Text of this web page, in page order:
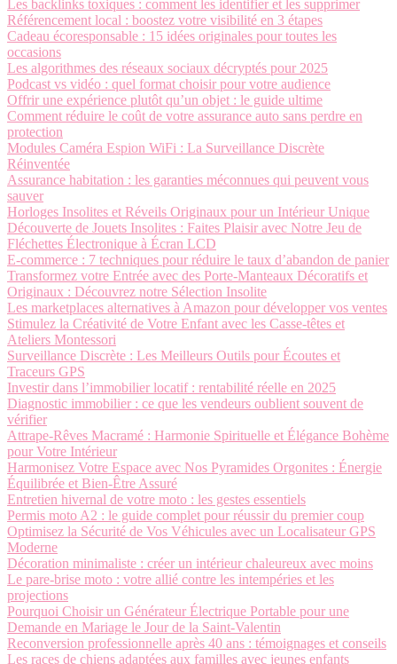
Les backlinks toxiques : comment les identifier et les supprimer
Référencement local : boostez votre visibilité en 3 étapes
Cadeau écoresponsable : 15 idées originales pour toutes les
occasions
Les algorithmes des réseaux sociaux décryptés pour 2025
Podcast vs vidéo : quel format choisir pour votre audience
Offrir une expérience plutôt qu’un objet : le guide ultime
Comment réduire le coût de votre assurance auto sans perdre en
protection
Modules Caméra Espion WiFi : La Surveillance Discrète
Réinventée
Assurance habitation : les garanties méconnues qui peuvent vous
sauver
Horloges Insolites et Réveils Originaux pour un Intérieur Unique
Découverte de Jouets Insolites : Faites Plaisir avec Notre Jeu de
Fléchettes Électronique à Écran LCD
E-commerce : 7 techniques pour réduire le taux d’abandon de panier
Transformez votre Entrée avec des Porte-Manteaux Décoratifs et
Originaux : Découvrez notre Sélection Insolite
Les marketplaces alternatives à Amazon pour développer vos ventes
Stimulez la Créativité de Votre Enfant avec les Casse-têtes et
Ateliers Montessori
Surveillance Discrète : Les Meilleurs Outils pour Écoutes et
Traceurs GPS
Investir dans l’immobilier locatif : rentabilité réelle en 2025
Diagnostic immobilier : ce que les vendeurs oublient souvent de
vérifier
Attrape-Rêves Macramé : Harmonie Spirituelle et Élégance Bohème
pour Votre Intérieur
Harmonisez Votre Espace avec Nos Pyramides Orgonites : Énergie
Équilibrée et Bien-Être Assuré
Entretien hivernal de votre moto : les gestes essentiels
Permis moto A2 : le guide complet pour réussir du premier coup
Optimisez la Sécurité de Vos Véhicules avec un Localisateur GPS
Moderne
Décoration minimaliste : créer un intérieur chaleureux avec moins
Le pare-brise moto : votre allié contre les intempéries et les
projections
Pourquoi Choisir un Générateur Électrique Portable pour une
Demande en Mariage le Jour de la Saint-Valentin
Reconversion professionnelle après 40 ans : témoignages et conseils
Les races de chiens adaptées aux familles avec jeunes enfants